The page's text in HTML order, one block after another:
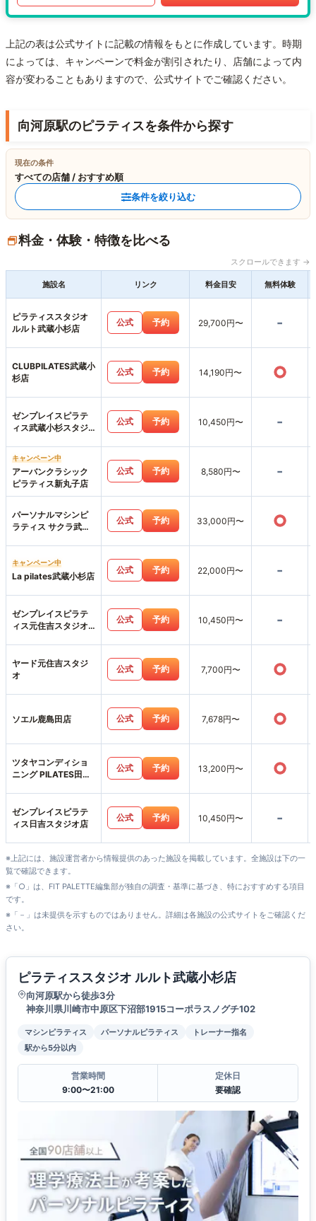
上記の表は公式サイトに記載の情報をもとに作成しています。時期
によっては、キャンペーンで料金が割引されたり、店舗によって内
容が変わることもありますので、公式サイトでご確認ください。
向河原駅のピラティスを条件から探す
現在の条件
すべての店舗 / おすすめ順
条件を絞り込む
料金・体験・特徴を比べる
スクロールできます →
施設名 リンク 料金目安 無料体験
ピラティススタジオ
ルルト武蔵小杉店
公式 予約 29,700円〜 -
CLUBPILATES武蔵小
杉店
公式 予約 14,190円〜 ○
ゼンプレイスピラテ
ィス武蔵小杉スタジ
公式 予約 10,450円〜 -
キャンペーン中
アーバンクラシック
ピラティス新丸子店
公式 予約 8,580円〜 -
パーソナルマシンピ
ラティス サクラ武蔵
公式 予約 33,000円〜 ○
キャンペーン中
La pilates武蔵小杉店
公式 予約 22,000円〜 -
ゼンプレイスピラテ
ィス元住吉スタジオ
公式 予約 10,450円〜 -
ヤード元住吉スタジ
オ
公式 予約 7,700円〜 ○
ソエル鹿島田店 公式 予約 7,678円〜 ○
ツタヤコンディショ
ニング PILATES田園
公式 予約 13,200円〜 ○
ゼンプレイスピラテ
ィス日吉スタジオ店
公式 予約 10,450円〜 -
※上記には、施設運営者から情報提供のあった施設を掲載しています。全施設は下の一
覧で確認できます。
※「○」は、FIT PALETTE編集部が独自の調査・基準に基づき、特におすすめする項目
です。
※「－」は未提供を示すものではありません。詳細は各施設の公式サイトをご確認くだ
さい。
ピラティススタジオ ルルト武蔵小杉店
向河原駅から徒歩3分
神奈川県川崎市中原区下沼部1915コーポラスノグチ102
マシンピラティス パーソナルピラティス
トレーナー指名
駅から5分以内
営業時間
9:00〜21:00
定休日
要確認